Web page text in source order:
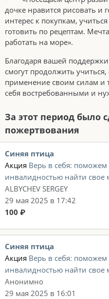
дочке нравится рисовать и
интерес к покупкам,
готовить по рецептам.
работать на море».
Благодаря вашей
смогут продолжить
применение своим силам и
себя востребованными и
За этот период было
пожертвования
Синяя птица
Акция Верь в себя:
инвалидностью найти свое
ALBYCHEV SERGEY
29 мая 2025 в 17:42
100 ₽
Синяя птица
Акция Верь в себя:
инвалидностью найти свое
Анонимно
29 мая 2025 в 16:01